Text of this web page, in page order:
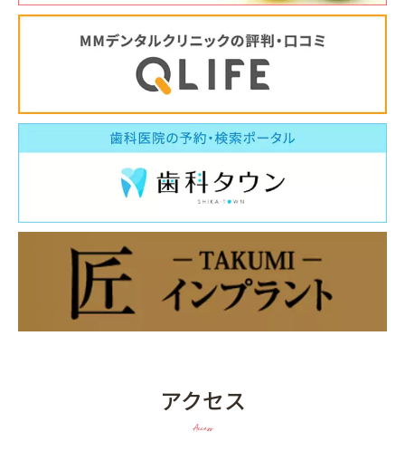
アクセス
Access